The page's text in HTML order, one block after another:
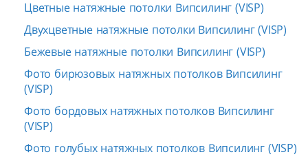
Цветные натяжные потолки Випсилинг (VISP)
Двухцветные натяжные потолки Випсилинг (VISP)
Бежевые натяжные потолки Випсилинг (VISP)
Фото бирюзовых натяжных потолков Випсилинг
(VISP)
Фото бордовых натяжных потолков Випсилинг
(VISP)
Фото голубых натяжных потолков Випсилинг (VISP)